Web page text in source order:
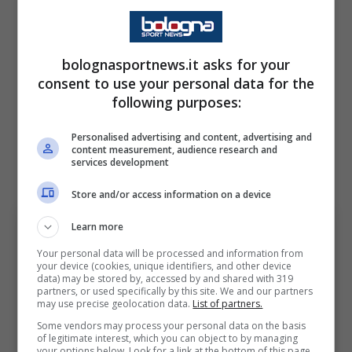
parte di stagione per intervenire sul fronte
calciomercato. Spalletti già ha comunicato
alla società i nuovi acquisti da mettere a
segno per competere fino alla fine con le
un cambio di rotta per arrivare così alla
svolta definitiva in ottica futura
bolognasportnews.it asks for your
consent to use your personal data for the
following purposes:
Personalised advertising and content, advertising and
content measurement, audience research and
services development
Store and/or access information on a device
Learn more
Your personal data will be processed and information from
your device (cookies, unique identifiers, and other device
data) may be stored by, accessed by and shared with 319
partners, or used specifically by this site. We and our partners
may use precise geolocation data. List of partners.
Some vendors may process your personal data on the basis
of legitimate interest, which you can object to by managing